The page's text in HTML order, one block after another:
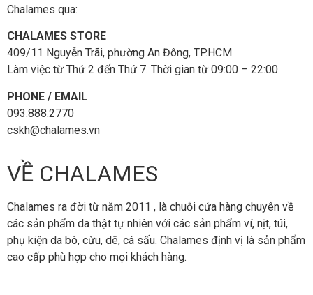
Chalames qua:
CHALAMES STORE
409/11 Nguyễn Trãi, phường An Đông, TP.HCM
Làm việc từ Thứ 2 đến Thứ 7. Thời gian từ 09:00 – 22:00
PHONE / EMAIL
093.888.2770
cskh@chalames.vn
VỀ CHALAMES
Chalames ra đời từ năm 2011 , là chuỗi cửa hàng chuyên về
các sản phẩm da thật tự nhiên với các sản phẩm ví, nịt, túi,
phụ kiện da bò, cừu, dê, cá sấu. Chalames định vị là sản phẩm
cao cấp phù hợp cho mọi khách hàng.